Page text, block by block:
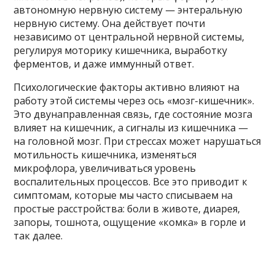
автономную нервную систему — энтеральную
нервную систему. Она действует почти
независимо от центральной нервной системы,
регулируя моторику кишечника, выработку
ферментов, и даже иммунный ответ.
Психологические факторы активно влияют на
работу этой системы через ось «мозг-кишечник».
Это двунаправленная связь, где состояние мозга
влияет на кишечник, а сигналы из кишечника —
на головной мозг. При стрессах может нарушаться
мотильность кишечника, изменяться
микрофлора, увеличиваться уровень
воспалительных процессов. Все это приводит к
симптомам, которые мы часто списываем на
простые расстройства: боли в животе, диарея,
запоры, тошнота, ощущение «комка» в горле и
так далее.